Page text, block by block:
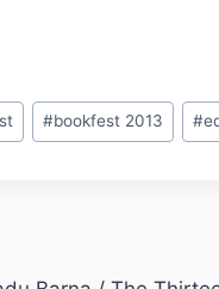
#bookfest 2013 #